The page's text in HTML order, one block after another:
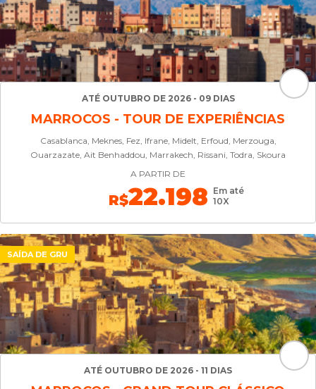
ATÉ OUTUBRO DE 2026 - 09 DIAS
MARROCOS - TOUR DE EXPERIÊNCIAS
Casablanca, Meknes, Fez, Ifrane, Midelt, Erfoud, Merzouga,
Ouarzazate, Ait Benhaddou, Marrakech, Rissani, Todra, Skoura
A PARTIR DE
R$22.198 Em até
10X
SAÍDA DE GRU
ATÉ OUTUBRO DE 2026 - 11 DIAS